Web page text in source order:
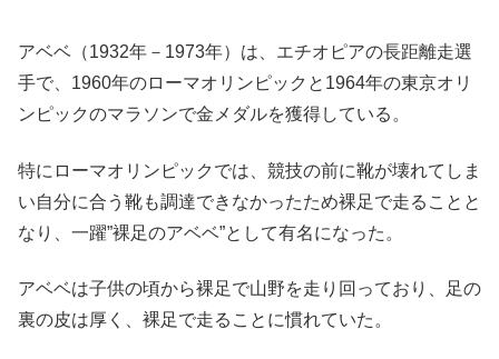
アベベ（1932年－1973年）は、エチオピアの長距離走選
手で、1960年のローマオリンピックと1964年の東京オリ
ンピックのマラソンで金メダルを獲得している。
特にローマオリンピックでは、競技の前に靴が壊れてしま
い自分に合う靴も調達できなかったため裸足で走ることと
なり、一躍”裸足のアベベ”として有名になった。
アベベは子供の頃から裸足で山野を走り回っており、足の
裏の皮は厚く、裸足で走ることに慣れていた。